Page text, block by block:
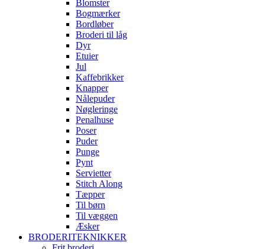
Blomster
Bogmærker
Bordløber
Broderi til låg
Dyr
Etuier
Jul
Kaffebrikker
Knapper
Nålepuder
Nøgleringe
Penalhuse
Poser
Puder
Punge
Pynt
Servietter
Stitch Along
Tæpper
Til børn
Til væggen
Æsker
BRODERITEKNIKKER